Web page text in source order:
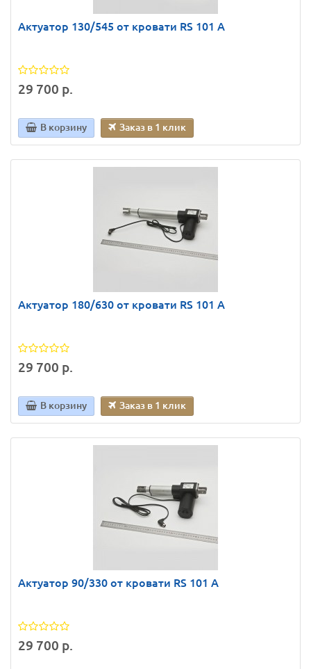
Актуатор 130/545 от кровати RS 101 A
29 700 р.
В корзину Заказ в 1 клик
Актуатор 180/630 от кровати RS 101 A
29 700 р.
В корзину Заказ в 1 клик
Актуатор 90/330 от кровати RS 101 A
29 700 р.